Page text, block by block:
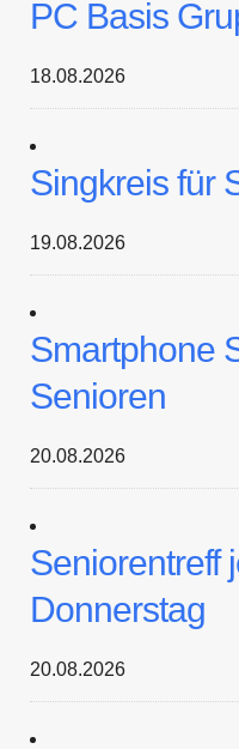
PC Basis
18.08.2026
Singkreis für
19.08.2026
Smartphone
Senioren
20.08.2026
Seniorentreff
Donnerstag
20.08.2026